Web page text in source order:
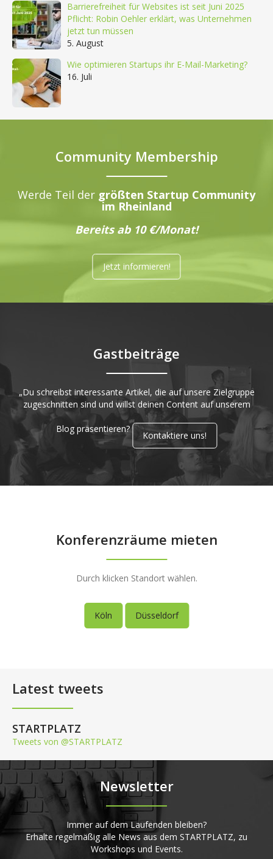
Barrierefreiheit für Websites ist seit Juni 2025
Pflicht: Robin Oehler erklärt, was Unternehmen
jetzt tun müssen
5. August
Wie optimieren Startups ihr E-Mail-Marketing?
16. Juli
Community Membership
Werde Teil der größten Startup Community
im Rheinland
Bereits ab 10 €/Monat!
Jetzt informieren!
Gastbeiträge
„Du schreibst interessante Artikel, die auf unsere Zielgruppe
zugeschnitten sind und willst deinen Content auf unserem
Blog präsentieren?
Kontaktiere uns!
Konferenzräume mieten
Durch klicken Standort wählen.
Köln Düsseldorf
Latest tweets
STARTPLATZ
Tweets von @STARTPLATZ
Newsletter
Immer auf dem Laufenden bleiben?
Erhalte regelmäßig alle News aus dem STARTPLATZ, zu
Workshops und Events.